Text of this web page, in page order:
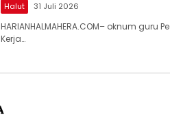
Halut 31 Juli 2026
HARIANHALMAHERA.COM– oknum
Kerja…